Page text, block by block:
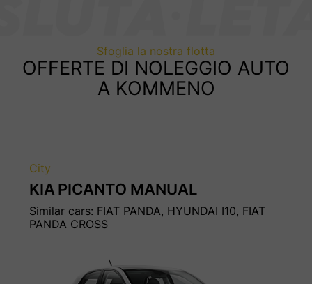
Sfoglia la nostra flotta
OFFERTE DI NOLEGGIO AUTO
A KOMMENO
City
KIA PICANTO MANUAL
Similar cars: FIAT PANDA, HYUNDAI I10, FIAT
PANDA CROSS